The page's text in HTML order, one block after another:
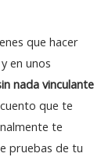
que hacer
en unos
nada vinculante
que te
te
pruebas de tu